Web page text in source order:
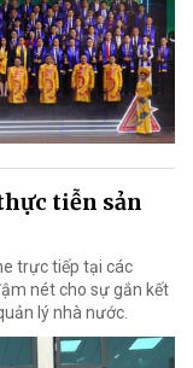
tiễn sản
trực tiếp tại các
nét cho sự gắn kết
lý nhà nước.